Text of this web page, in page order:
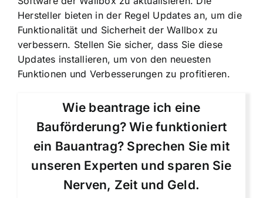
Hersteller bieten in der Regel Updates an, um die
Funktionalität und Sicherheit der Wallbox zu
verbessern. Stellen Sie sicher, dass Sie diese
Updates installieren, um von den neuesten
Funktionen und Verbesserungen zu profitieren.
Wie beantrage ich eine
Bauförderung? Wie funktioniert
ein Bauantrag? Sprechen Sie mit
unseren Experten und sparen Sie
Nerven, Zeit und Geld.